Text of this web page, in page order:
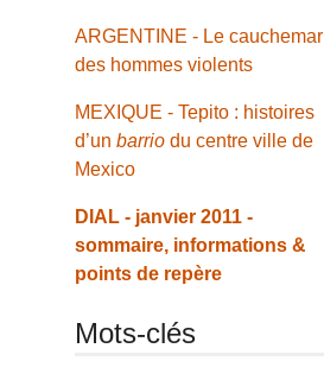
ARGENTINE - Le cauchemar
des hommes violents
MEXIQUE - Tepito : histoires
d’unbarrio du centre ville de
Mexico
DIAL - janvier 2011 -
sommaire, informations &
points de repère
Mots-clés